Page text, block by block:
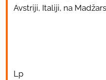
Avstriji, Italiji, na
Lp